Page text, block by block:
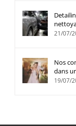
21/07/
Nos
dans
19/07/